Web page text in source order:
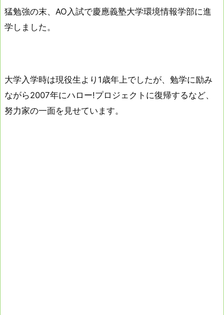
猛勉強の末、AO入試で慶應義塾大学環境情報学部に進
学しました。
大学入学時は現役生より1歳年上でしたが、勉学に励み
ながら2007年にハロー!プロジェクトに復帰するなど、
努力家の一面を見せています。